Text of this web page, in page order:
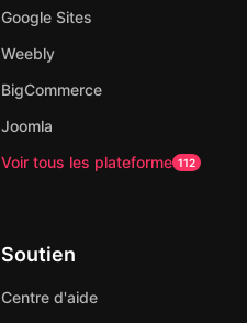
Google Sites
Weebly
BigCommerce
Joomla
Voir tous les plateforme 112
Soutien
Centre d'aide